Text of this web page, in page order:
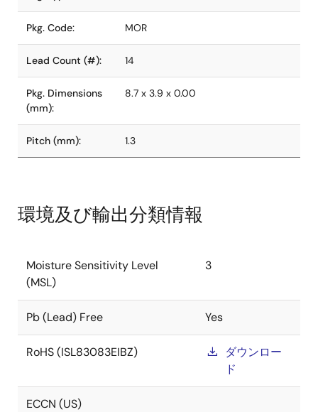
Pkg. Code: MOR
Lead Count (#): 14
Pkg. Dimensions
(mm):
8.7 x 3.9 x 0.00
Pitch (mm): 1.3
環境及び輸出分類情報
Moisture Sensitivity Level
(MSL)
3
Pb (Lead) Free Yes
RoHS (ISL83083EIBZ)
ダウンロー
ド
ECCN (US)